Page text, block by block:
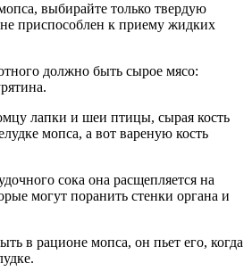
выбирайте только твердую
приспособлен к приему жидких
должно быть сырое мясо:
лапки и шеи птицы, сырая кость
мопса, а вот вареную кость
сока она расщепляется на
могут поранить стенки органа и
в рационе мопса, он пьет его, когда